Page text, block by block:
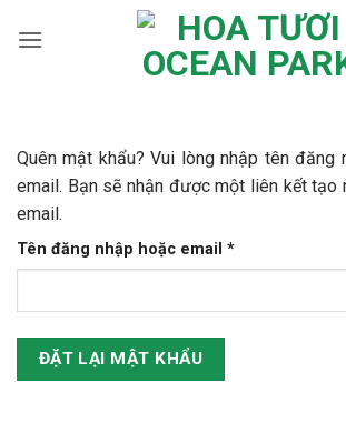
Quên mật khẩu? Vui lòng nhập tên đăng
email. Bạn sẽ nhận được một liên kết tạo
email.
Tên đăng nhập hoặc email *Bắt
buộc
ĐẶT LẠI MẬT KHẨU